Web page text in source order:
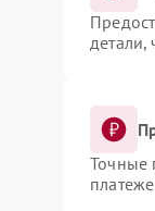
детали,
Точные